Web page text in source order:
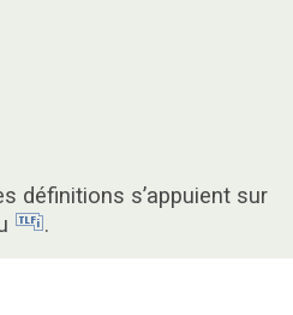
définitions s’appuient sur
.